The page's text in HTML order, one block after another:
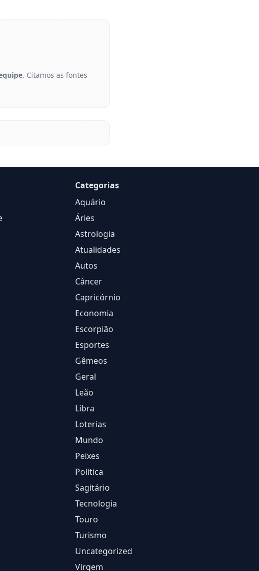
. Citamos as fontes
Categorias
Aquário
Áries
Astrologia
Atualidades
Autos
Câncer
Capricórnio
Economia
Escorpião
Esportes
Gêmeos
Geral
Leão
Libra
Loterias
Mundo
Peixes
Politica
Sagitário
Tecnologia
Touro
Turismo
Uncategorized
Virgem